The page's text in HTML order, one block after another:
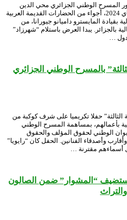
المسرح الوطني الجزائري محي الدين
بشطارزي، سهرة يوم الخميس 23 ماي 2024، أجواء من الحضارات القديمة العربية
بقيادة المايسترو داميانو جيورانا، من
بالجزائر. يبدا العرض باستلام “شهرزاد”
…
الثالثة” حفلا تكريميا على شرف كوكبة من
بأعمالهم، بمساهمة المسرح الوطني
الوطني لحقوق المؤلف والحقوق
وأصدقاء الفنانين. الحفل كان “رايويا”
أسماءهم مقترنة …
“المشوار” ضمن الصالون